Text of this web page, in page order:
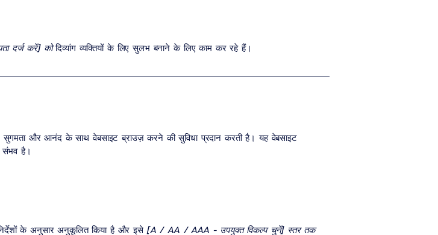
दर्ज करें] कोदिव्यांग व्यक्तियों के लिए सुलभ बनाने के लिए काम कर रहे हैं।
और आनंद के साथ वेबसाइट ब्राउज़ करने की सुविधा प्रदान करती है। यह वेबसाइट
संभव है।
के अनुसार अनुकूलित किया है और इसे[A / AA / AAA - उपयुक्त विकल्प चुनें] स्तर तक